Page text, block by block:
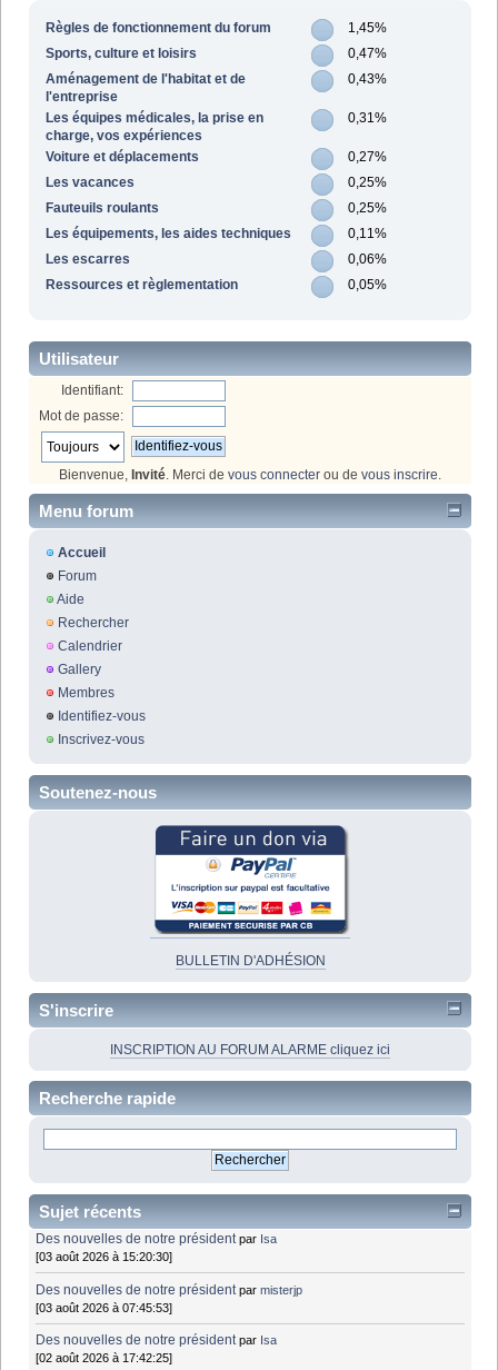
Règles de fonctionnement du forum
1,45%
Sports, culture et loisirs
0,47%
Aménagement de l'habitat et de
l'entreprise
0,43%
Les équipes médicales, la prise en
charge, vos expériences
0,31%
Voiture et déplacements
0,27%
Les vacances
0,25%
Fauteuils roulants
0,25%
Les équipements, les aides techniques
0,11%
Les escarres
0,06%
Ressources et règlementation
0,05%
Utilisateur
Identifiant:
Mot de passe:
Bienvenue, Invité. Merci de vous connecter ou de vous inscrire.
Menu forum
Accueil
Forum
Aide
Rechercher
Calendrier
Gallery
Membres
Identifiez-vous
Inscrivez-vous
Soutenez-nous
BULLETIN D'ADHÉSION
S'inscrire
INSCRIPTION AU FORUM ALARME cliquez ici
Recherche rapide
Sujet récents
Des nouvelles de notre président par Isa
[03 août 2026 à 15:20:30]
Des nouvelles de notre président parmisterjp
[03 août 2026 à 07:45:53]
Des nouvelles de notre président par Isa
[02 août 2026 à 17:42:25]